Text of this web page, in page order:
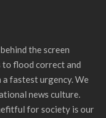
the screen
to flood correct and
fastest urgency. We
news culture.
for society is our